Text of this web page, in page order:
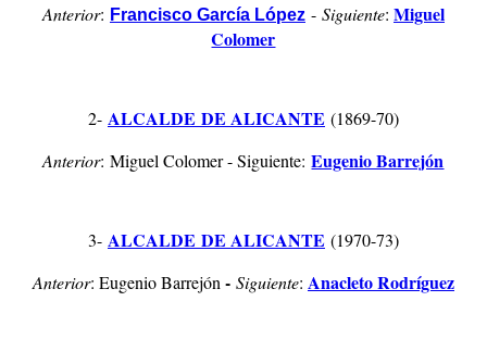
Anterior: Francisco García López - Siguiente: Miguel
Colomer
2- ALCALDE DE ALICANTE (1869-70)
Anterior: Miguel Colomer - Siguiente:Eugenio Barrejón
3- ALCALDE DE ALICANTE (1970-73)
Anterior: Eugenio Barrejón - Siguiente: Anacleto Rodríguez